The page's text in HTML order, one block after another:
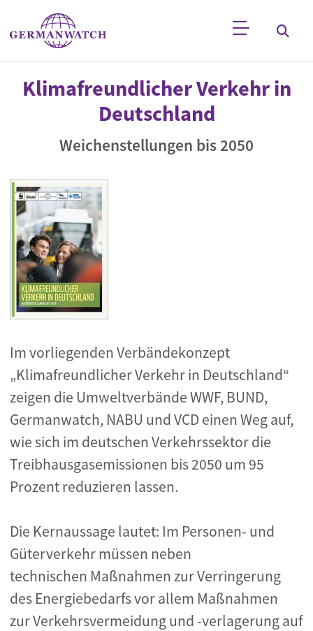
Direkt zum Inhalt
Stichwortsuche
Klimafreundlicher Verkehr in
Deutschland
Weichenstellungen bis 2050
Im vorliegenden Verbändekonzept
„Klimafreundlicher Verkehr in Deutschland“
zeigen die Umweltverbände WWF, BUND,
Germanwatch, NABU und VCD einen Weg auf,
wie sich im deutschen Verkehrssektor die
Treibhausgasemissionen bis 2050 um 95
Prozent reduzieren lassen.
Die Kernaussage lautet: Im Personen- und
Güterverkehr müssen neben
technischen Maßnahmen zur Verringerung
des Energiebedarfs vor allem Maßnahmen
zur Verkehrsvermeidung und -verlagerung auf